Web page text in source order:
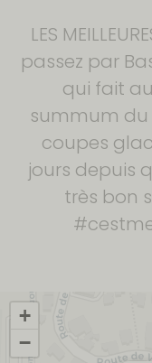
LES
passez par
qui fait
summum du
coupes
jours depuis
très bon
+
−